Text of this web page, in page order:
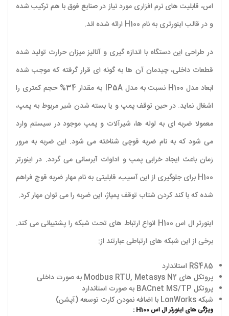
اس، قابلیت های نرم افزاری مورد نیاز در صنایع فوق با هم ترکیب شده
و در قالب اینورتری به نام H100 ارائه شده اند.
در طراحی این دستگاه با اندازه گیری و آنالیز میزان حرارت تولید شده
قطعات داخلی، چیدمان آن ها به گونه ای قرار گرفته که موجب شده
ابعاد مدل H100 نسبت به مدل IP5A به مقدار 34% حجم کمتری را
اشغال نماید. در حین توقف پمپ و یا بسته شدن شیر مربوط به پمپ،
معمولا ضربه ای به لوله ها، شیرآلات و پمپ موجود در سیستم وارد
می شود که به نام ضربه قوچی شناخته می شود. این ضربه به مرور
زمان باعث ایجاد خرابی پمپ و اداوات آبرسانی می گردد. در اینورتر
H100 برای جلوگیری از این آسیب، قابلیتی به نام مهار ضربه قوچ فراهم
شده که با کند کردن شتاب توقف پمپاژ، این ضربه را می توان مهار کرد.
اینورتر ال اس H100 انواع ارتباط های تحت شبکه را پشتیبانی می کند.
برخی از این شبکه های ارتباطی عبارتند از:
RS485 استاندارد
پروتکل های Modbus RTU, Metasys N2 به صورت داخلی
پروتکل BACnet MS/TP به صورت استاندارد
شبکه LonWorks با اضافه نمودن کارت توسعه (آپشن)
ویژگی های اینورتر ال اس H100 :